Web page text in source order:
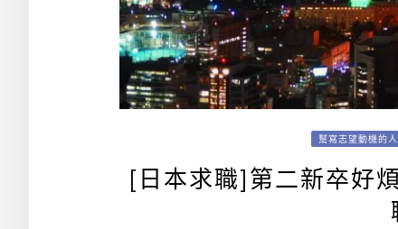
幫寫志望動機的
[日本求職]第二新卒好